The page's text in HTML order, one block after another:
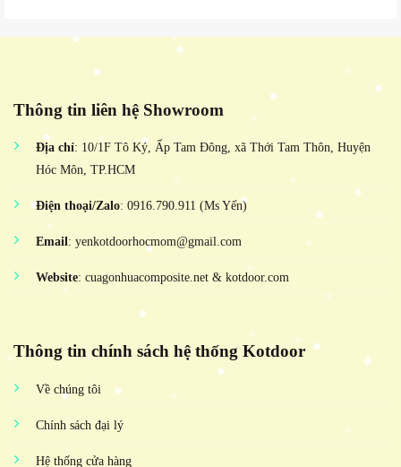
Thông tin liên hệ Showroom
Địa chỉ: 10/1F Tô Ký, Ấp Tam Đông, xã Thới Tam Thôn, Huyện
Hóc Môn, TP.HCM
Điện thoại/Zalo: 0916.790.911 (Ms Yến)
Email: yenkotdoorhocmom@gmail.com
Website: cuagonhuacomposite.net & kotdoor.com
Thông tin chính sách hệ thống Kotdoor
Về chúng tôi
Chính sách đại lý
Hệ thống cửa hàng